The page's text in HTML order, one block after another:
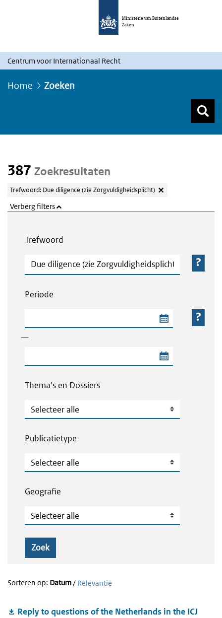
Ministerie van Buitenlandse
Zaken
Centrum voor Internationaal Recht
Home Zoeken
387 Zoekresultaten
Trefwoord: Due diligence (zie Zorgvuldigheidsplicht)
Verberg filters
Trefwoord
Trefwoord
Periode
—
Thema's en Dossiers
Thema's en Dossiers
Publicatietype
Publicatietype
Geografie
Geografie
Zoek
Sorteren op: Datum/ Relevantie
Reply to questions of the Netherlands in the ICJ